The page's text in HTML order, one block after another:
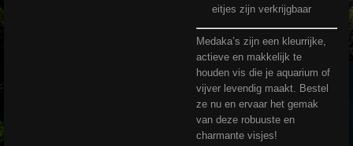
eitjes zijn verkrijgbaar
Medaka’s zijn een kleurrijke,
actieve en makkelijk te
houden vis die je aquarium of
vijver levendig maakt. Bestel
ze nu en ervaar het gemak
van deze robuuste en
charmante visjes!